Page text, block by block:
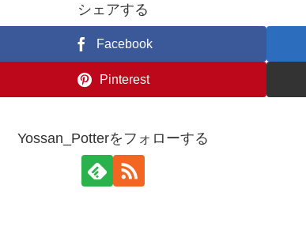
シェアする
Facebook
Pinterest
Yossan_Potterをフォローする